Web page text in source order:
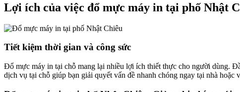
Lợi ích của việc đổ mực máy in tại phố Nhật
Tiết kiệm thời gian và công sức
Đổ mực máy in tại chỗ mang lại nhiều lợi ích thiết thực cho người dùng.
dịch vụ tại chỗ giúp bạn giải quyết vấn đề nhanh chóng ngay tại nhà hoặc